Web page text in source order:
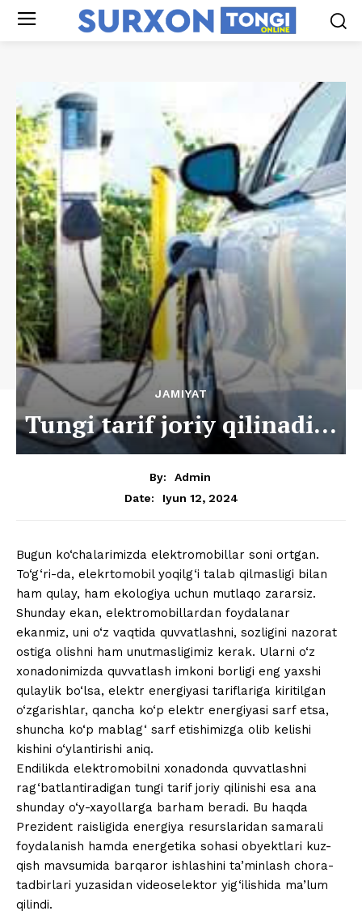
JAMIYAT
Tungi tarif joriy qilinadi…
By:
Admin
Date:
Iyun 12, 2024
Bugun ko‘chalarimizda elektromobillar soni ortgan.
To‘g‘ri-da, elekrtomobil yoqilg‘i talab qilmasligi bilan
ham qulay, ham ekologiya uchun mutlaqo zararsiz.
Shunday ekan, elektromobillardan foydalanar
ekanmiz, uni o‘z vaqtida quvvatlashni, sozligini nazorat
ostiga olishni ham unutmasligimiz kerak. Ularni o‘z
xonadonimizda quvvatlash imkoni borligi eng yaxshi
qulaylik bo‘lsa, elektr energiyasi tariflariga kiritilgan
o‘zgarishlar, qancha ko‘p elektr energiyasi sarf etsa,
shuncha ko‘p mablag‘ sarf etishimizga olib kelishi
kishini o‘ylantirishi aniq.
Endilikda elektromobilni xonadonda quvvatlashni
rag‘batlantiradigan tungi tarif joriy qilinishi esa ana
shunday o‘y-xayollarga barham beradi. Bu haqda
Prezident raisligida energiya resurslaridan samarali
foydalanish hamda energetika sohasi obyektlari kuz-
qish mavsumida barqaror ishlashini ta’minlash chora-
tadbirlari yuzasidan videoselektor yig‘ilishida ma’lum
qilindi.